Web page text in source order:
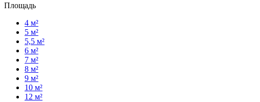
Площадь
4 м²
5 м²
5,5 м²
6 м²
7 м²
8 м²
9 м²
10 м²
12 м²